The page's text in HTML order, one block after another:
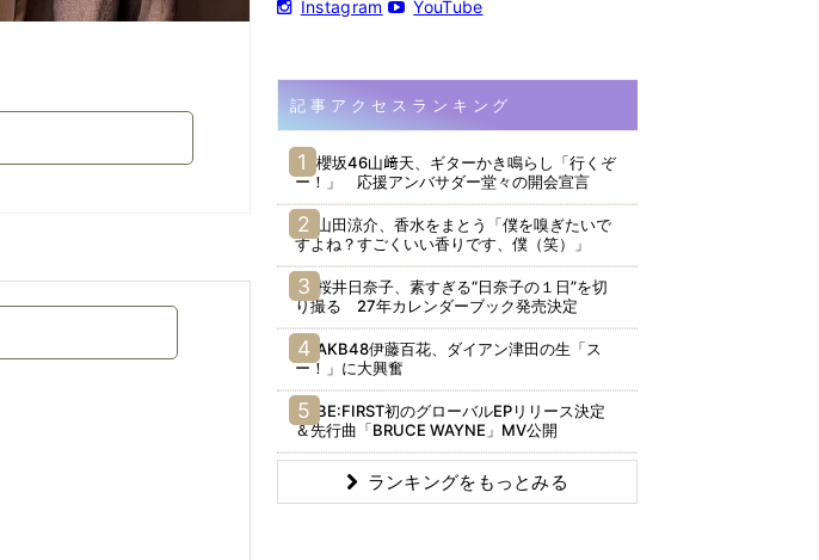
Instagram YouTube
記事アクセスランキング
櫻坂46山﨑天、ギターかき鳴らし「行くぞ
ー！」 応援アンバサダー堂々の開会宣言
山田涼介、香水をまとう「僕を嗅ぎたいで
すよね？すごくいい香りです、僕（笑）」
桜井日奈子、素すぎる“日奈子の１日”を切
り撮る 27年カレンダーブック発売決定
AKB48伊藤百花、ダイアン津田の生「ス
ー！」に大興奮
BE:FIRST初のグローバルEPリリース決定
＆先行曲「BRUCE WAYNE」MV公開
ランキングをもっとみる